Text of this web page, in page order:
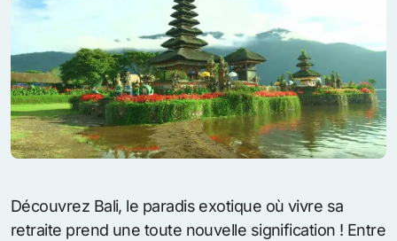
Découvrez Bali, le paradis exotique où vivre sa
retraite prend une toute nouvelle signification ! Entre